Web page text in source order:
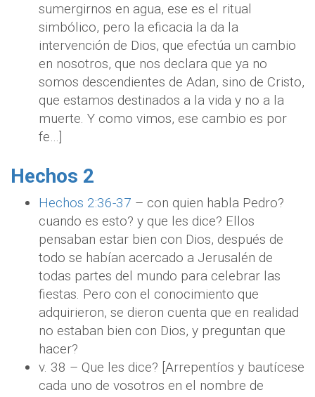
sumergirnos en agua, ese es el ritual
simbólico, pero la eficacia la da la
intervención de Dios, que efectúa un cambio
en nosotros, que nos declara que ya no
somos descendientes de Adan, sino de Cristo,
que estamos destinados a la vida y no a la
muerte. Y como vimos, ese cambio es por
fe…]
Hechos 2
Hechos 2:36-37 – con quien habla Pedro?
cuando es esto? y que les dice? Ellos
pensaban estar bien con Dios, después de
todo se habían acercado a Jerusalén de
todas partes del mundo para celebrar las
fiestas. Pero con el conocimiento que
adquirieron, se dieron cuenta que en realidad
no estaban bien con Dios, y preguntan que
hacer?
v. 38 – Que les dice? [Arrepentíos y bautícese
cada uno de vosotros en el nombre de